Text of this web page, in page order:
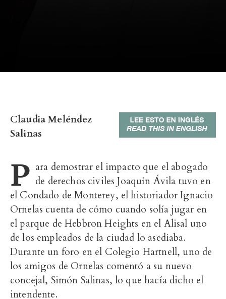
Claudia Meléndez
Salinas
P ara demostrar el impacto que el abogado
de derechos civiles Joaquín Ávila tuvo en
el Condado de Monterey, el historiador Ignacio
Ornelas cuenta de cómo cuando solía jugar en
el parque de Hebbron Heights en el Alisal uno
de los empleados de la ciudad lo asediaba.
Durante un foro en el Colegio Hartnell, uno de
los amigos de Ornelas comentó a su nuevo
concejal, Simón Salinas, lo que hacía dicho el
intendente.